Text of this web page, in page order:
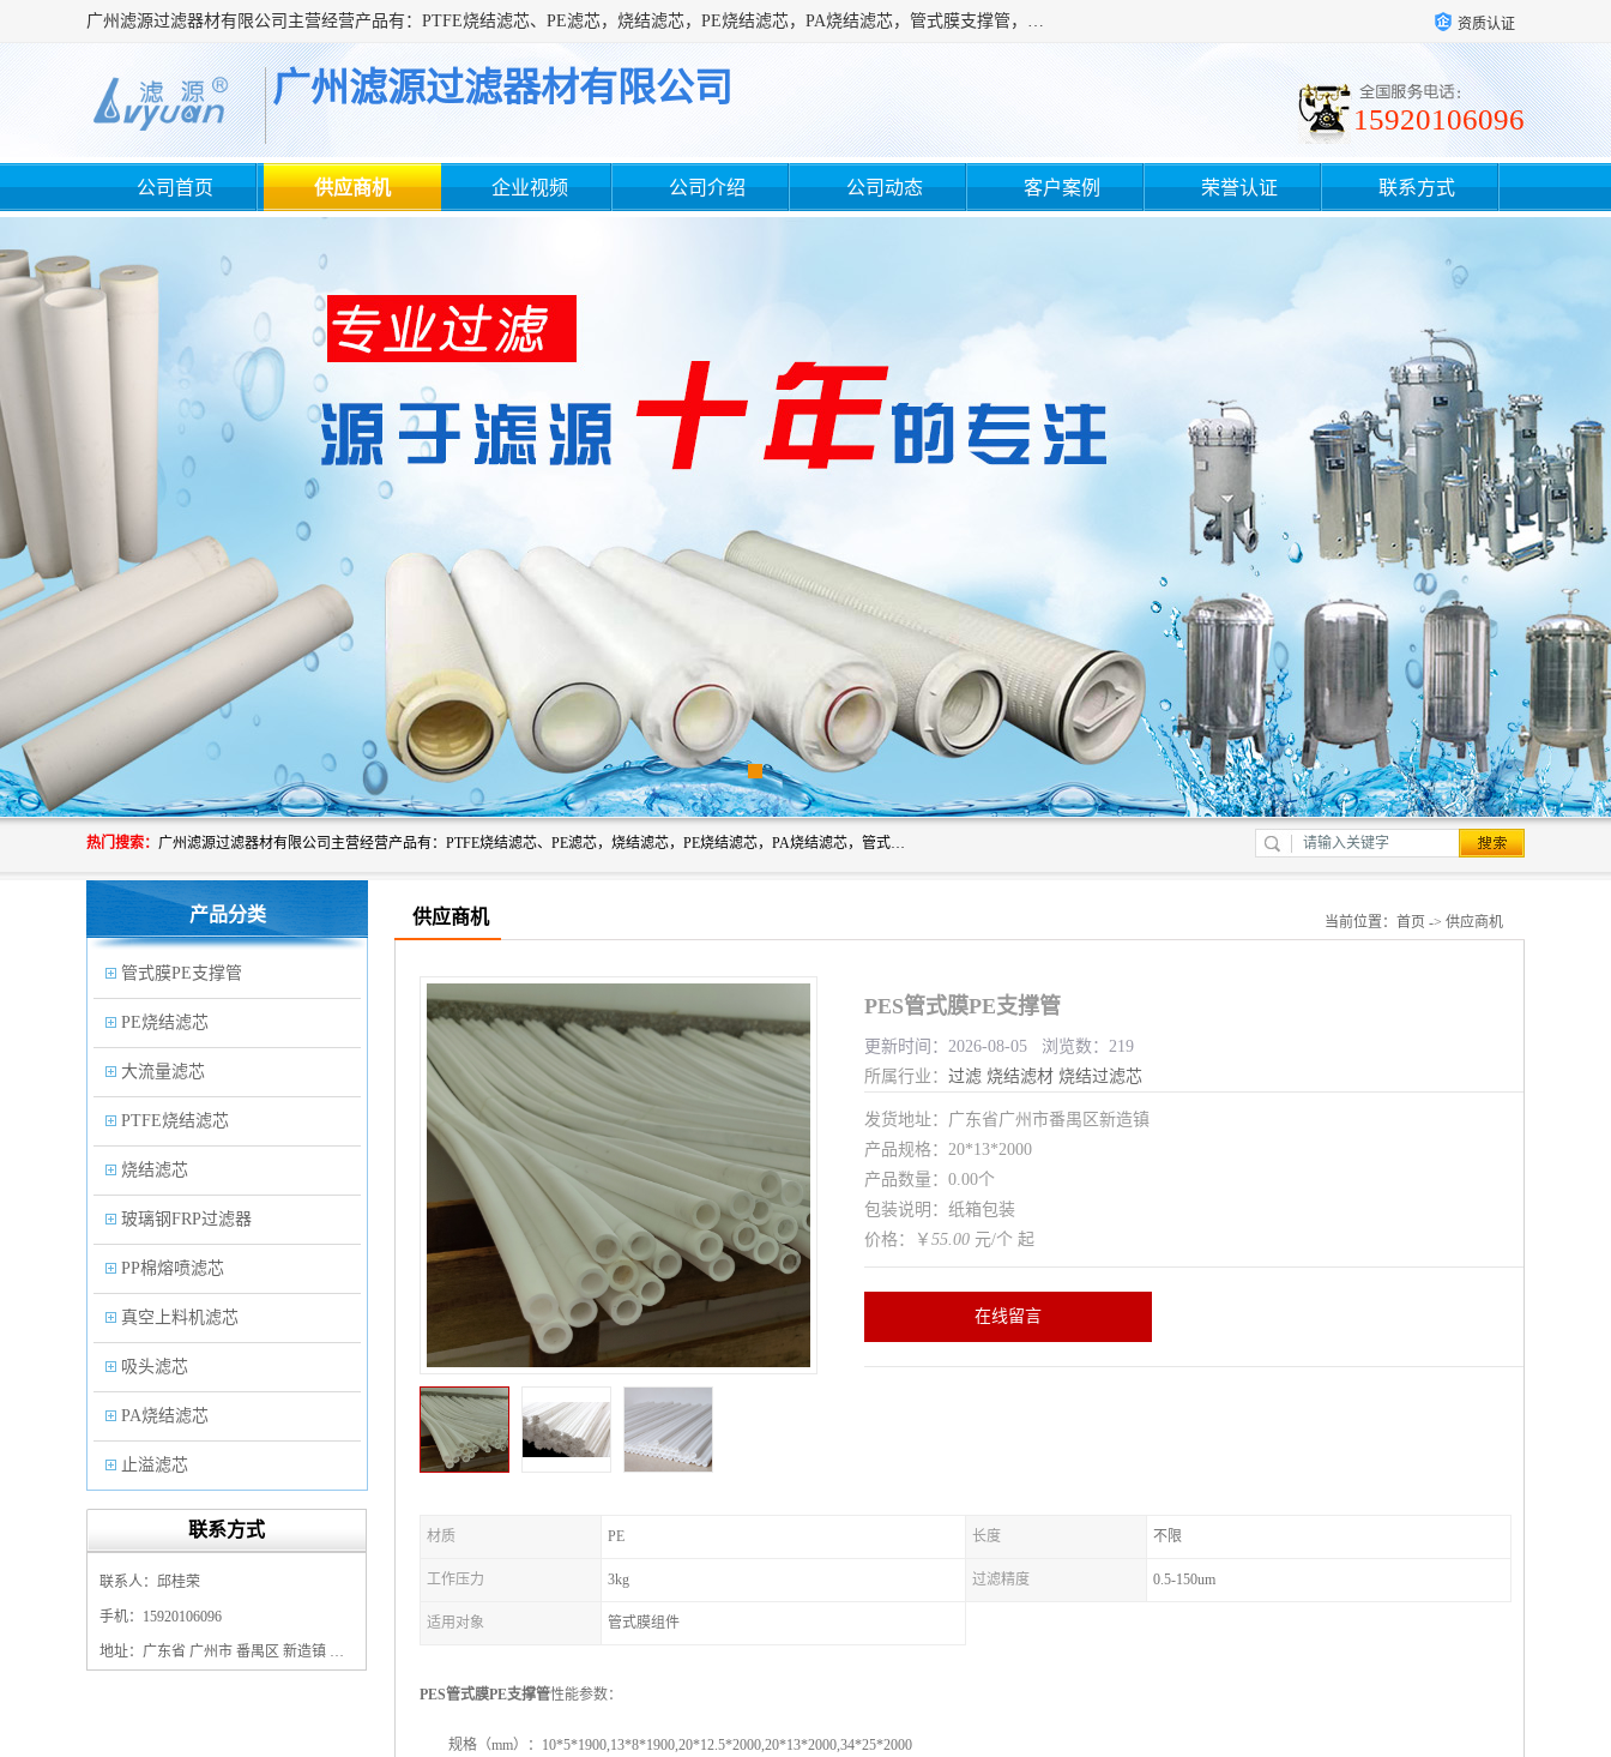
广州滤源过滤器材有限公司主营经营产品有：PTFE烧结滤芯、PE滤芯，烧结滤芯，PE烧结滤芯，PA烧结滤芯，管式膜支撑管，真空上料机滤芯，粉末烧结滤芯，止溢滤芯，吸头滤芯，湿化瓶滤芯、不锈钢烧结滤芯等。公司现拥有一批精干的管理人员和一支高素质的技术队伍，舒适优雅的办公环境和拥有全新现代化标准厂房。 资质认证
广州滤源过滤器材有限公司
15920106096
公司首页 供应商机 企业视频 公司介绍 公司动态 客户案例 荣誉认证 联系方式
热门搜索： 广州滤源过滤器材有限公司主营经营产品有：PTFE烧结滤芯、PE滤芯，烧结滤芯，PE烧结滤芯，PA烧结滤芯，管式膜支撑管，真空上料机滤芯，粉末烧结滤芯，止溢滤芯，吸头滤芯，湿化瓶滤芯、不锈钢烧结滤芯等。公司现拥有一批精干的管理人员和一支高素质的技术队伍，舒适优雅的办公环境和拥有全新现代化标准厂房。
产品分类
管式膜PE支撑管
PE烧结滤芯
大流量滤芯
PTFE烧结滤芯
烧结滤芯
玻璃钢FRP过滤器
PP棉熔喷滤芯
真空上料机滤芯
吸头滤芯
PA烧结滤芯
止溢滤芯
PP塑料过滤器
保安过滤器滤芯
联系方式
联系人：邱桂荣
手机：15920106096
地址：广东省 广州市 番禺区 新造镇 新造镇石角咀街4号三楼之一
供应商机 当前位置： 首页 -> 供应商机
PES管式膜PE支撑管
更新时间：2026-08-05 浏览数：219
所属行业： 过滤 烧结滤材 烧结过滤芯
发货地址：广东省广州市番禺区新造镇
产品规格：20*13*2000
产品数量：0.00个
包装说明：纸箱包装
价格：￥ 55.00 元/个 起
在线留言
材质 PE 长度 不限
工作压力 3kg 过滤精度 0.5-150um
适用对象 管式膜组件
PES管式膜PE支撑管性能参数：
规格（mm）：10*5*1900,13*8*1900,20*12.5*2000,20*13*2000,34*25*2000